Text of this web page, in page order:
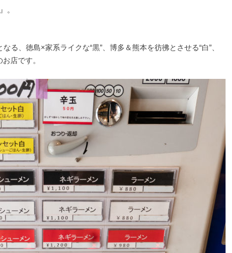
』。
る、徳島×家系ライクな“黒”、博多＆熊本を彷彿とさせる“白”、
店です。